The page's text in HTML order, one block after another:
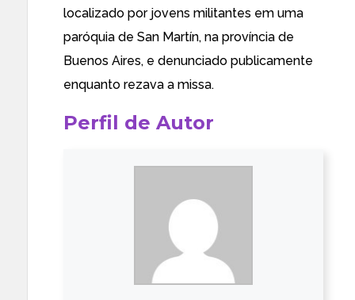
localizado por jovens militantes em uma
paróquia de San Martín, na província de
Buenos Aires, e denunciado publicamente
enquanto rezava a missa.
Perfil de Autor